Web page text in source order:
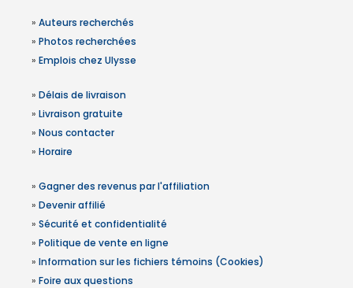
» Auteurs recherchés
» Photos recherchées
» Emplois chez Ulysse
» Délais de livraison
» Livraison gratuite
» Nous contacter
» Horaire
» Gagner des revenus par l'affiliation
» Devenir affilié
» Sécurité et confidentialité
» Politique de vente en ligne
» Information sur les fichiers témoins (Cookies)
» Foire aux questions